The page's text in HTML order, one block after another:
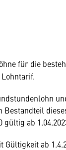
für die
ab
ab